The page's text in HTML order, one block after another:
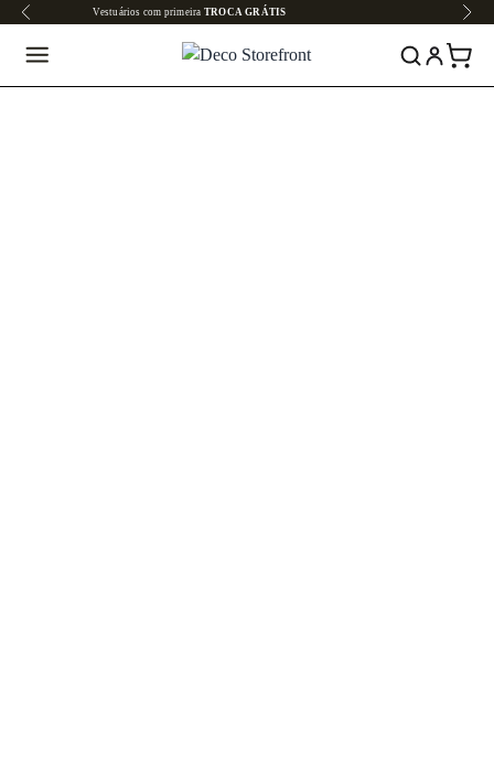
Todo o site em até6x SEM JUROS